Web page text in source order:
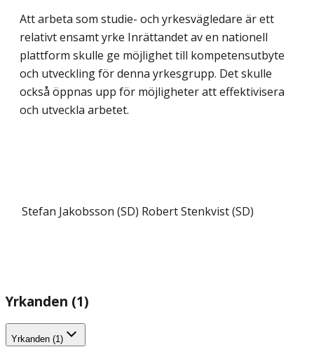
Att arbeta som studie- och yrkesvägledare är ett
relativt ensamt yrke Inrättandet av en nationell
plattform skulle ge möjlighet till kompetensutbyte
och utveckling för denna yrkesgrupp. Det skulle
också öppnas upp för möjligheter att effektivisera
och utveckla arbetet.
Stefan Jakobsson (SD) Robert Stenkvist (SD)
Yrkanden (1)
Yrkanden (1)